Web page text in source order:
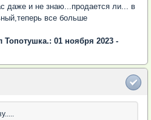
даже и не знаю...продается ли... в
все больше
01 ноября 2023 -